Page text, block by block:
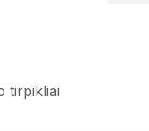
tirpikliai